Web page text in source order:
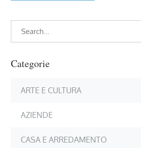
for:
Categorie
ARTE E CULTURA
AZIENDE
CASA E ARREDAMENTO